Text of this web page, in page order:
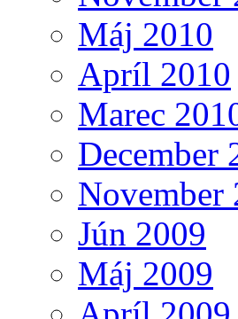
Máj 2010
Apríl 2010
Marec
December
November
Jún 2009
Máj 2009